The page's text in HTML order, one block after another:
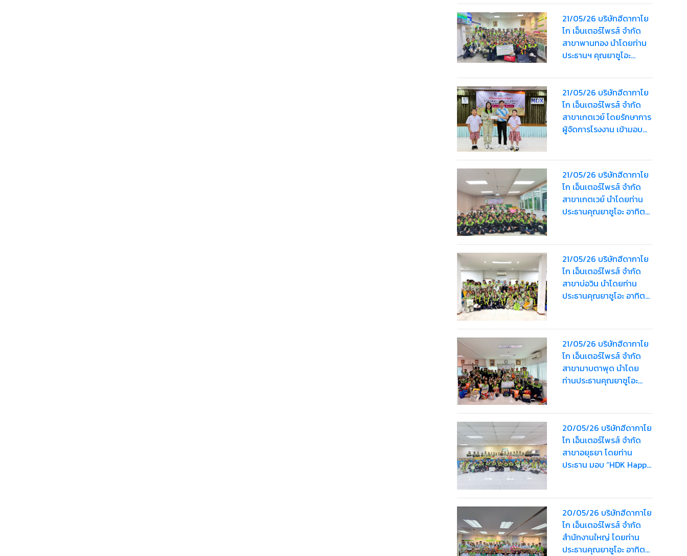
อุทัย
21/05/26 บริษัทฮีดากาโย
โก เอ็นเตอร์ไพรส์ จำกัด
สาขาพานทอง นำโดยท่าน
ประธานฯ คุณยาซูโอะ
Happy Bag” ครั้งที่ 2 ให้
พนักงานรวมมูลค่า
124,000 บาท
21/05/26 บริษัทฮีดากาโย
โก เอ็นเตอร์ไพรส์ จำกัด
สาขาเกตเวย์ โดยรักษาการ
ผู้จัดการโรงงาน เข้ามอบ
ศึกษาค้นหาความเป็นเลิศ
ทางวิชาการ ประจำปีการ
ศึกษา 2568
21/05/26 บริษัทฮีดากาโย
โก เอ็นเตอร์ไพรส์ จำกัด
สาขาเกตเวย์ นำโดยท่าน
ประธานคุณยาซูโอะ อาทิตย์
พนักงาน รวมมูลค่า
160,000 บาท
21/05/26 บริษัทฮีดากาโย
โก เอ็นเตอร์ไพรส์ จำกัด
สาขาบ่อวิน นำโดยท่าน
ประธานคุณยาซูโอะ อาทิตย์
รวมมูลค่า 173,000 บาท
21/05/26 บริษัทฮีดากาโย
โก เอ็นเตอร์ไพรส์ จำกัด
สาขามาบตาพุด นำโดย
ท่านประธานคุณยาซูโอะ
พนักงานรวมมูลค่า
49,000 บาท
20/05/26 บริษัทฮีดากาโย
โก เอ็นเตอร์ไพรส์ จำกัด
สาขาอยุธยา โดยท่าน
ประธาน มอบ “HDK Happy
80,000 บาท
20/05/26 บริษัทฮีดากาโย
โก เอ็นเตอร์ไพรส์ จำกัด
สำนักงานใหญ่ โดยท่าน
ประธานคุณยาซูโอะ อาทิตย์